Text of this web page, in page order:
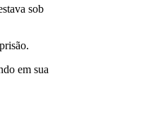
sob
em sua